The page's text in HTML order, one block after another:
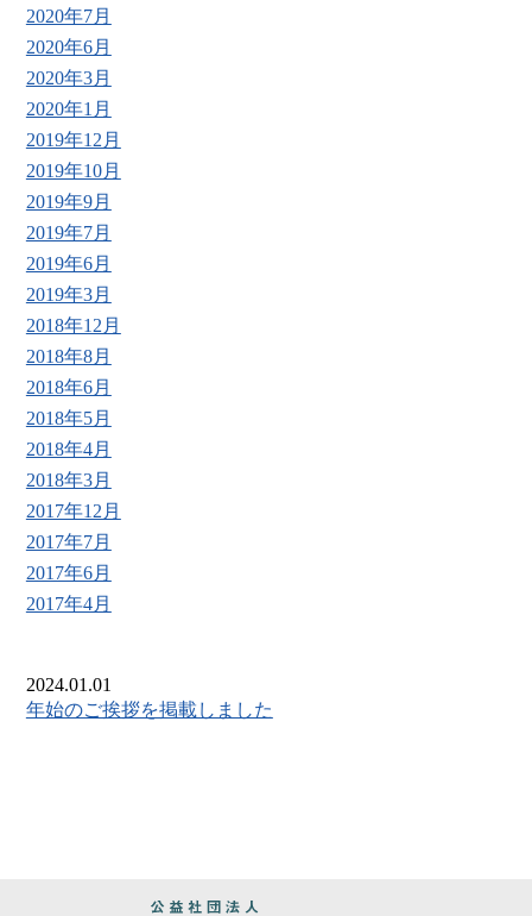
2020年7月
2020年6月
2020年3月
2020年1月
2019年12月
2019年10月
2019年9月
2019年7月
2019年6月
2019年3月
2018年12月
2018年8月
2018年6月
2018年5月
2018年4月
2018年3月
2017年12月
2017年7月
2017年6月
2017年4月
2024.01.01
年始のご挨拶を掲載しました